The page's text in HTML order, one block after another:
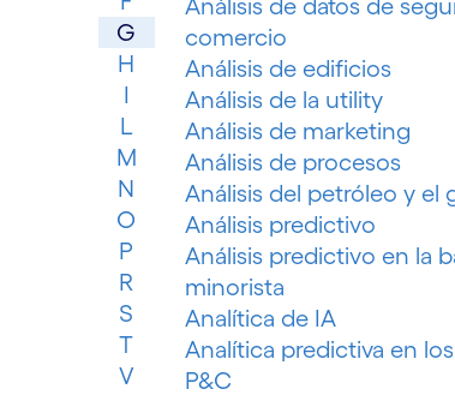
G
H
I
L
M
N
O
P
R
S
T
V
Análisis de datos de
comercio
Análisis de edificios
Análisis de la utility
Análisis de marketing
Análisis de procesos
Análisis del petróleo y el
Análisis predictivo
Análisis predictivo en la
minorista
Analítica de IA
Analítica predictiva en
P&C